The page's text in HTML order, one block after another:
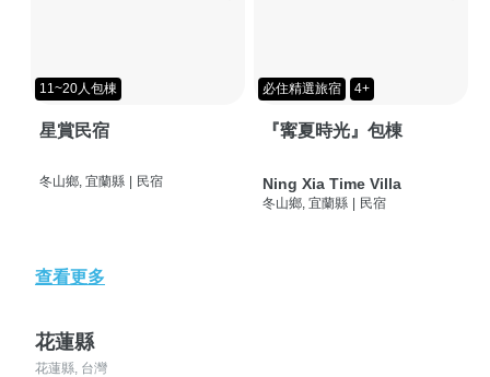
11~20人包棟
星賞民宿
冬山鄉, 宜蘭縣 民宿
必住精選旅宿 4+
『寗夏時光』包棟
Ning Xia Time Villa
冬山鄉, 宜蘭縣 民宿
查看更多
花蓮縣
花蓮縣, 台灣